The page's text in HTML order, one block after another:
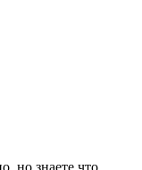
но знаете что,